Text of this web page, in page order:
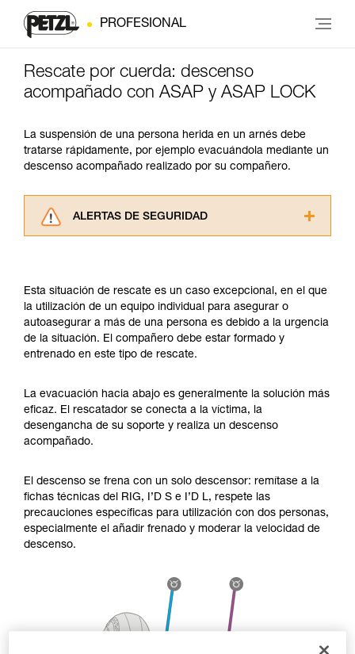
PROFESIONAL
Rescate por cuerda: descenso
acompañado con ASAP y ASAP LOCK
La suspensión de una persona herida en un arnés debe
tratarse rápidamente, por ejemplo evacuándola mediante un
descenso acompañado realizado por su compañero.
ALERTAS DE SEGURIDAD
información de la ficha técnica para poder
comprender este complemento informativo.
Dominar estas técnicas requiere una formación
y un entrenamiento específico. Confirme a
través de un profesional su capacidad para
seguridad, antes de ejecutarlas de forma
autónoma.
Damos ejemplos de técnicas relacionadas con
su actividad. Pueden existir otras que no
Esta situación de rescate es un caso excepcional, en el que
la utilización de un equipo individual para asegurar o
autoasegurar a más de una persona es debido a la urgencia
de la situación. El compañero debe estar formado y
entrenado en este tipo de rescate.
La evacuación hacia abajo es generalmente la solución más
eficaz. El rescatador se conecta a la víctima, la
desengancha de su soporte y realiza un descenso
acompañado.
El descenso se frena con un solo descensor: remítase a la
fichas técnicas del RIG, I’D S e I’D L, respete las
precauciones específicas para utilización con dos personas,
especialmente el añadir frenado y moderar la velocidad de
descenso.